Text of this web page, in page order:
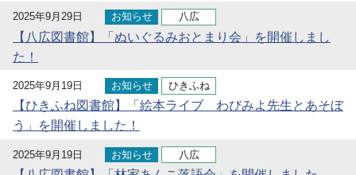
2025年9月29日 お知らせ 八広
【八広図書館】「ぬいぐるみおとまり会」を開催しまし
た！
2025年9月19日 お知らせ ひきふね
【ひきふね図書館】「絵本ライブ わびみよ先生とあそぼ
う」を開催しました！
2025年9月19日 お知らせ 八広